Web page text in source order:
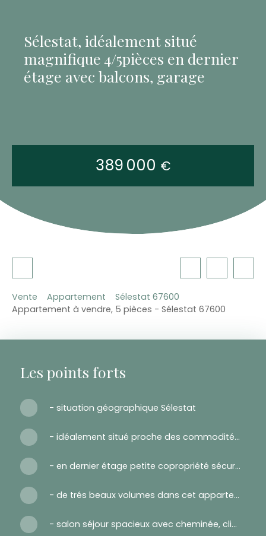
Sélestat, idéalement situé
magnifique 4/5pièces en dernier
étage avec balcons, garage
389 000 €
Vente Appartement
Sélestat 67600
Appartement à vendre, 5 pièces - Sélestat 67600
Les points forts
- situation géographique Sélestat
- idéalement situé proche des commodités, commerces, écoles et gare
- en dernier étage petite copropriété sécurisée
- de trés beaux volumes dans cet appartement
- salon séjour spacieux avec cheminée, climatisation, cuisine ouverte